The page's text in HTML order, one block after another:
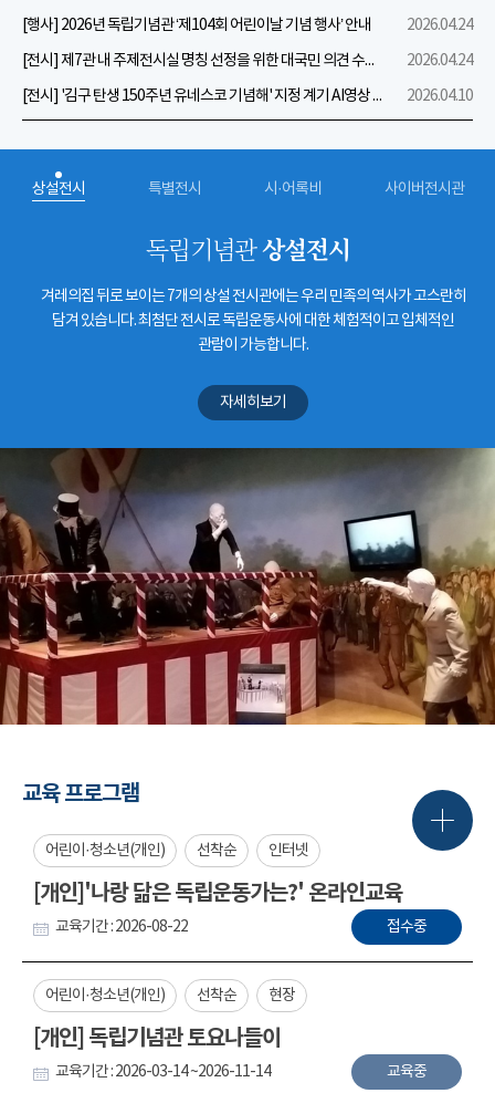
[행사] 2026년 독립기념관 ‘제104회 어린이날 기념 행사’ 안내
2026.04.24
[전시] 제7관 내 주제전시실 명칭 선정을 위한 대국민 의견 수렴 실시
2026.04.24
[전시] '김구 탄생 150주년 유네스코 기념해' 지정 계기 AI영상 국민공모 개최 안내
2026.04.10
상설전시 특별전시 시·어록비 사이버전시관
독립기념관상설전시
겨레의집 뒤로 보이는 7개의 상설 전시관에는 우리 민족의 역사가 고스란히
담겨 있습니다. 최첨단 전시로 독립운동사에 대한 체험적이고 입체적인
관람이 가능합니다.
자세히보기
교육 프로그램
어린이·청소년(개인) 선착순 인터넷
[개인]'나랑 닮은 독립운동가는?' 온라인교육
교육기간 : 2026-08-22 접수중
어린이·청소년(개인) 선착순 현장
[개인] 독립기념관 토요나들이
교육기간 : 2026-03-14 ~2026-11-14 교육중